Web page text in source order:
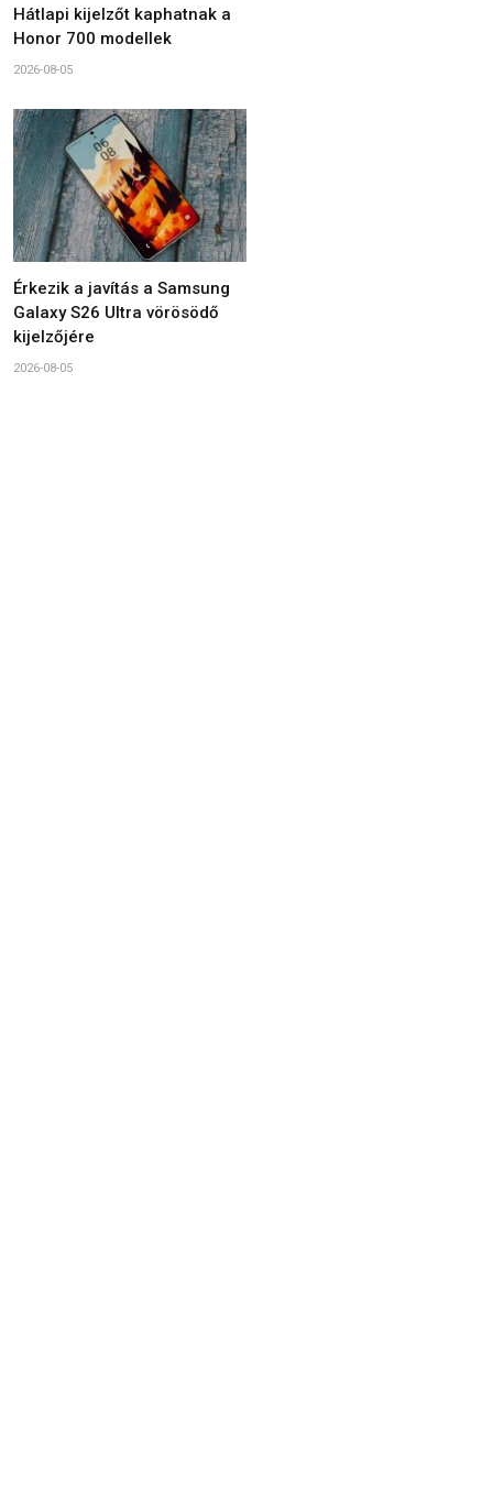
Hátlapi kijelzőt kaphatnak a
Honor 700 modellek
2026-08-05
Érkezik a javítás a Samsung
Galaxy S26 Ultra vörösödő
kijelzőjére
2026-08-05